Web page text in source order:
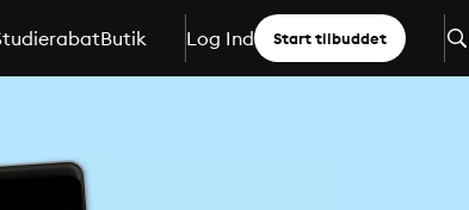
Butik Log Ind Start tilbuddet